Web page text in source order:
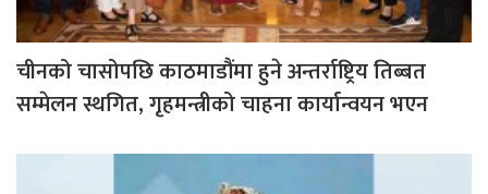
चीनको चासोपछि काठमाडौंमा हुने अन्तर्राष्ट्रिय तिब्बत
सम्मेलन स्थगित, गृहमन्त्रीको चाहना कार्यान्वयन भएन